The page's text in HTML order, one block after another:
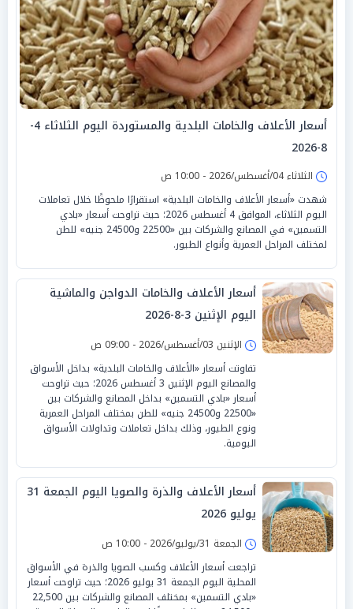
أسعار الأعلاف والخامات البلدية والمستوردة اليوم الثلاثاء 4-
8-2026
الثلاثاء 04/أغسطس/2026 - 10:00 ص
شهدت «أسعار الأعلاف والخامات البلدية» استقرارًا ملحوظًا خلال تعاملات
اليوم الثلاثاء، الموافق 4 أغسطس 2026؛ حيث تراوحت أسعار «بادي
التسمين» في المصانع والشركات بين «22500 و24500 جنيه» للطن
لمختلف المراحل العمرية وأنواع الطيور.
أسعار الأعلاف والخامات الدواجن والماشية
اليوم الإثنين 3-8-2026
الإثنين 03/أغسطس/2026 - 09:00 ص
تفاوتت أسعار «الأعلاف والخامات البلدية» بداخل الأسواق
والمصانع اليوم الإثنين 3 أغسطس 2026؛ حيث تراوحت
أسعار «بادي التسمين» بداخل المصانع والشركات بين
«22500 و24500 جنيه» للطن بمختلف المراحل العمرية
ونوع الطيور، وذلك بداخل تعاملات وتداولات الأسواق
اليومية.
أسعار الأعلاف والذرة والصويا اليوم الجمعة 31
يوليو 2026
الجمعة 31/يوليو/2026 - 10:00 ص
تراجعت أسعار الأعلاف وكسب الصويا والذرة في الأسواق
المحلية اليوم الجمعة 31 يوليو 2026؛ حيث تراوحت أسعار
«بادي التسمين» بمختلف المصانع والشركات بين 22,500